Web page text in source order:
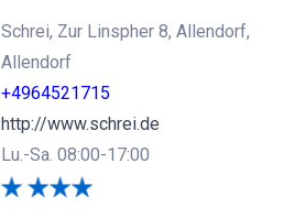
Schrei, Zur Linspher 8, Allendorf,
Allendorf
+4964521715
http://www.schrei.de
Lu.-Sa. 08:00-17:00